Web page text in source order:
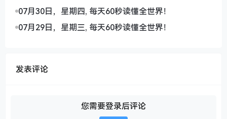
07月30日，星期四, 每天60秒读懂全世界！
07月29日，星期三, 每天60秒读懂全世界！
发表评论
您需要登录后评论